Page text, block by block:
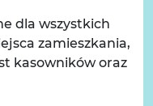
dla wszystkich
zamieszkania,
kasowników oraz